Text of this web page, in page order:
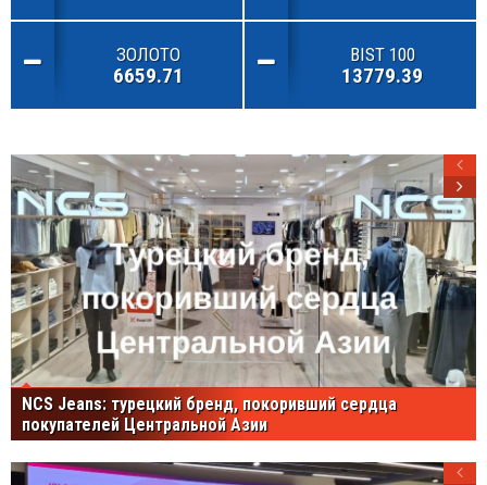
ЗОЛОТО
6659.71
BIST 100
13779.39
NCS Jeans: турецкий бренд, покоривший сердца
покупателей Центральной Азии